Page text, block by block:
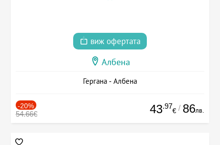
виж офертата
Албена
Гергана - Албена
-20%
54.66€ 43.97
€ / 86лв.